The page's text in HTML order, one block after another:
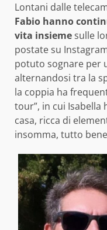
Lontani dalle
Fabio hanno
vita insiemesulle
postate su
potuto sognare per
alternandosi tra la
la coppia ha
tour”, in cui Isabella
casa, ricca di
insomma, tutto